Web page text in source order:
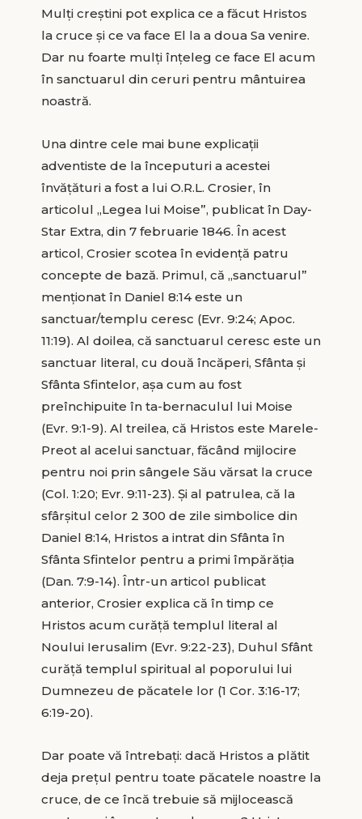
Mulţi creştini pot explica ce a făcut Hristos
la cruce şi ce va face El la a doua Sa venire.
Dar nu foarte mulţi înţeleg ce face El acum
în sanctuarul din ceruri pentru mântuirea
noastră.
Una dintre cele mai bune explicaţii
adventiste de la începuturi a acestei
învăţături a fost a lui O.R.L. Crosier, în
articolul „Legea lui Moise”, publicat în Day-
Star Extra, din 7 februarie 1846. În acest
articol, Crosier scotea în evidenţă patru
concepte de bază. Primul, că „sanctuarul”
menţionat în Daniel 8:14 este un
sanctuar/templu ceresc (Evr. 9:24; Apoc.
11:19). Al doilea, că sanctuarul ceresc este un
sanctuar literal, cu două încăperi, Sfânta şi
Sfânta Sfintelor, aşa cum au fost
preînchipuite în ta-bernaculul lui Moise
(Evr. 9:1-9). Al treilea, că Hristos este Marele-
Preot al acelui sanctuar, făcând mijlocire
pentru noi prin sângele Său vărsat la cruce
(Col. 1:20; Evr. 9:11-23). Şi al patrulea, că la
sfârşitul celor 2 300 de zile simbolice din
Daniel 8:14, Hristos a intrat din Sfânta în
Sfânta Sfintelor pentru a primi împărăţia
(Dan. 7:9-14). Într-un articol publicat
anterior, Crosier explica că în timp ce
Hristos acum curăţă templul literal al
Noului Ierusalim (Evr. 9:22-23), Duhul Sfânt
curăţă templul spiritual al poporului lui
Dumnezeu de păcatele lor (1 Cor. 3:16-17;
6:19-20).
Dar poate vă întrebaţi: dacă Hristos a plătit
deja preţul pentru toate păcatele noastre la
cruce, de ce încă trebuie să mijlocească